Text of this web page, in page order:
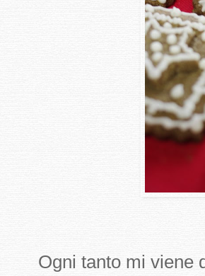
Ogni tanto mi viene